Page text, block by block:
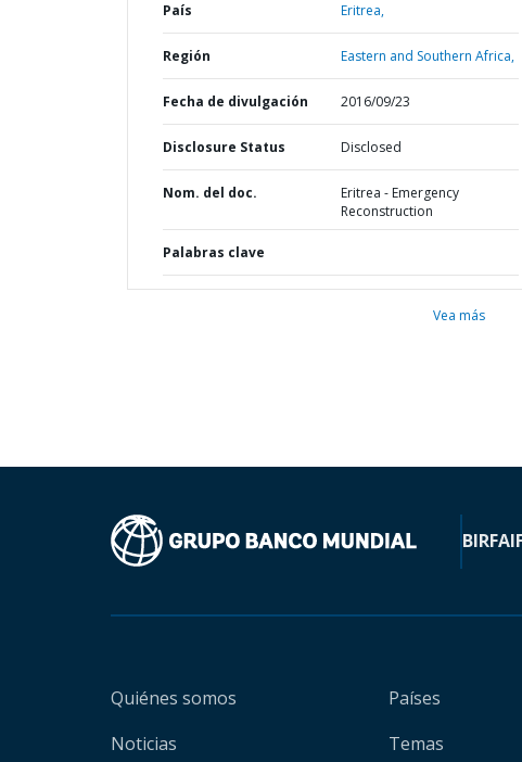
País Eritrea,
Región Eastern and Southern Africa,
Fecha de divulgación 2016/09/23
Disclosure Status Disclosed
Nom. del doc.
Eritrea - Emergency
Reconstruction
Palabras clave
Vea más
BIRF
Quiénes somos
Noticias
Países
Temas